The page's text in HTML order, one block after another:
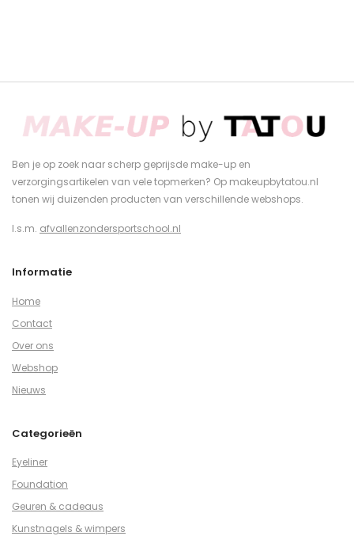
Ben je op zoek naar scherp geprijsde make-up en
verzorgingsartikelen van vele topmerken? Op makeupbytatou.nl
tonen wij duizenden producten van verschillende webshops.
I.s.m. afvallenzondersportschool.nl
Informatie
Home
Contact
Over ons
Webshop
Nieuws
Categorieën
Eyeliner
Foundation
Geuren & cadeaus
Kunstnagels & wimpers